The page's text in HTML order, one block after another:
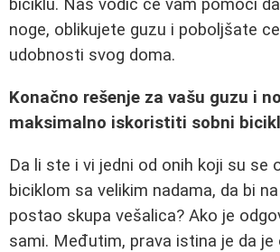
biciklu. Naš vodič će vam pomoći
noge, oblikujete guzu i poboljšate
udobnosti svog doma.
Konačno rešenje za vašu guzu i
maksimalno iskoristiti sobni bicikl
Da li ste i vi jedni od onih koji su se
biciklom sa velikim nadama, da bi
postao skupa vešalica? Ako je
sami. Međutim, prava istina je da je